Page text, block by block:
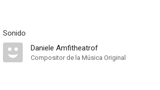
Sonido
Daniele Amfitheatrof
Compositor de la Música Original